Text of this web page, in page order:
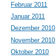
Februar 2011
Januar 2011
Dezember 2010
November 2010
Oktober 2010